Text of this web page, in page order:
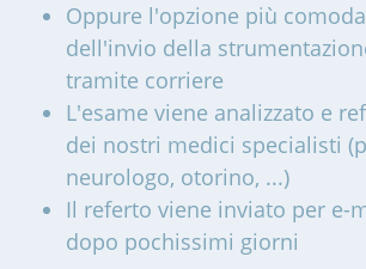
Oppure l'opzione più
dell'invio della
tramite corriere
L'esame viene analizzato e
dei nostri medici specialisti
neurologo, otorino, ...)
Il referto viene inviato per e-
dopo pochissimi giorni